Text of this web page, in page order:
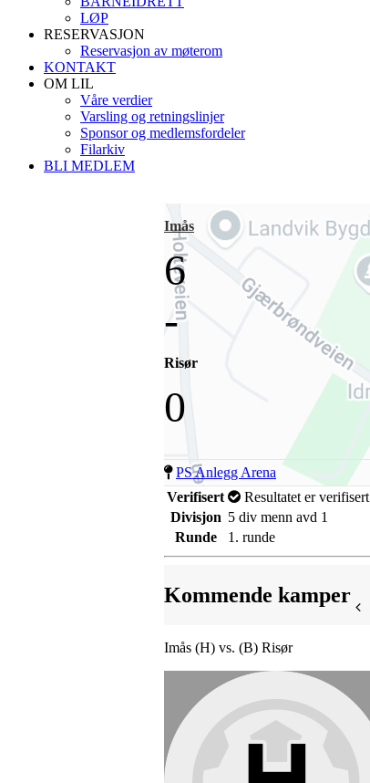
LØP
RESERVASJON
Reservasjon av møterom
KONTAKT
OM LIL
Våre verdier
Varsling og retningslinjer
Sponsor og medlemsfordeler
Filarkiv
BLI MEDLEM
Imås
6
-
Risør
0
PS Anlegg Arena
Verifisert
Resultatet er verifisert
Divisjon 5 div menn avd 1
Runde
1. runde
Kommende kamper
Imås (H) vs. (B) Risør